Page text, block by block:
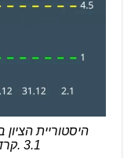
היסטוריית
3.1 .קרדיט-אתר משרד הבריאות